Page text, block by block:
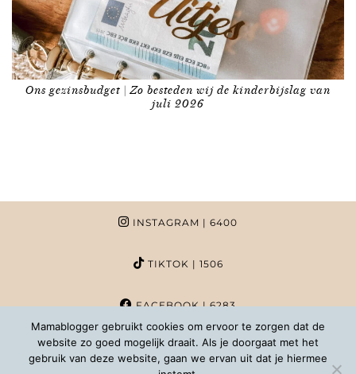
Ons gezinsbudget | Zo besteden wij de kinderbijslag van
juli 2026
INSTAGRAM | 6400
TIKTOK | 1506
FACEBOOK| 6283
PINTEREST | 1020
Mamablogger gebruikt cookies om ervoor te zorgen dat de
website zo goed mogelijk draait. Als je doorgaat met het
gebruik van deze website, gaan we ervan uit dat je hiermee